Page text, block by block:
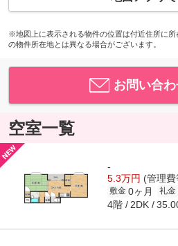
※地図上に表示される物件の位置は付近住所に
の物件所在地とは異なる場合がございます。
お問い合
空室一覧
-
5.3万円 (管理
敷金 0ヶ月 礼金
4階 2DK